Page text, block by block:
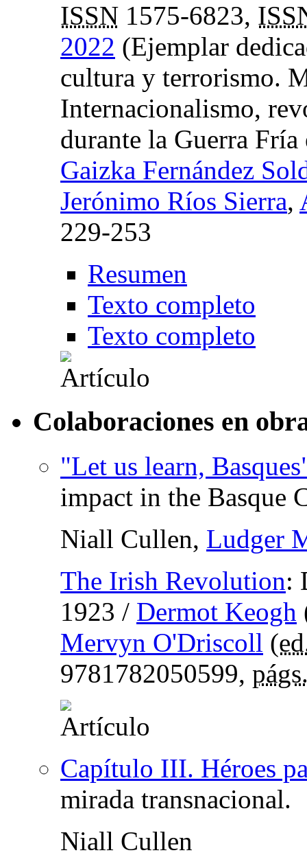
ISSN 1575-6823,
2022 (Ejemplar
cultura y terrorismo.
Internacionalismo,
durante la Guerra
Gaizka Fernández
Jerónimo Ríos Sierra,
229-253
Resumen
Texto completo
Texto completo
Colaboraciones en
"Let us learn,
impact in the Basque
Niall Cullen, Ludger
The Irish Revolution:
1923 / Dermot Keogh
Mervyn O'Driscoll (
9781782050599,
Capítulo III. Héroes
mirada transnacional.
Niall Cullen